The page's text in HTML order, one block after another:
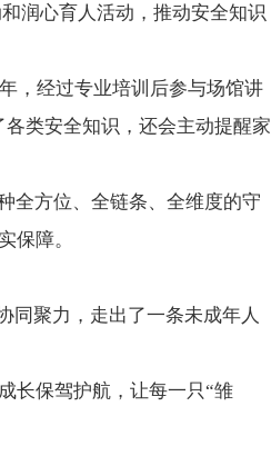
润心育人活动，推动安全知识
，经过专业培训后参与场馆讲
类安全知识，还会主动提醒家
全方位、全链条、全维度的守
保障。
同聚力，走出了一条未成年人
长保驾护航，让每一只“雏